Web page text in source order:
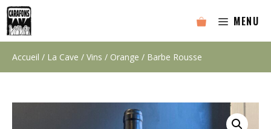
Aller
au
contenu
MENU
Accueil / La Cave / Vins / Orange / Barbe Rousse